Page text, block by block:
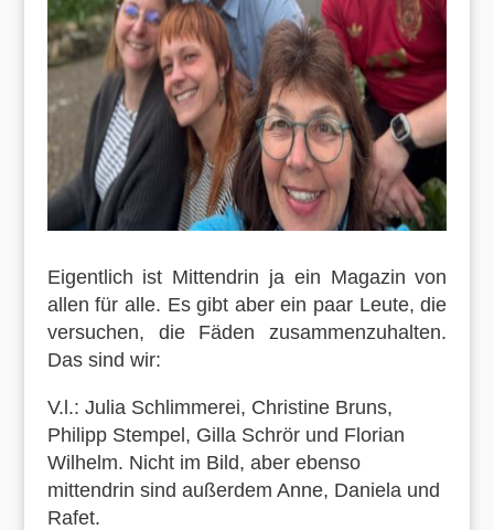
Eigentlich ist Mittendrin ja ein Magazin von
allen für alle. Es gibt aber ein paar Leute, die
versuchen, die Fäden zusammenzuhalten.
Das sind wir:
V.l.: Julia Schlimmerei, Christine Bruns,
Philipp Stempel, Gilla Schrör und Florian
Wilhelm. Nicht im Bild, aber ebenso
mittendrin sind außerdem Anne, Daniela und
Rafet.